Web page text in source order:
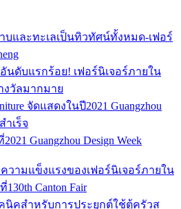
บและทะเลเป็นทิวทัศน์ทั้งหมด-เฟอร์
นดับแรกร้อย! เฟอร์นิเจอร์ภายใน
งวัลมากมาย
จัดแสดงในปี2021 Guangzhou
ำเร็จ
Guangzhou Design Week
ความแข็งแรงของเฟอร์นิเจอร์ภายใน
Canton Fair
นิคสำหรับการประยุกต์ใช้ตู้ครัวส